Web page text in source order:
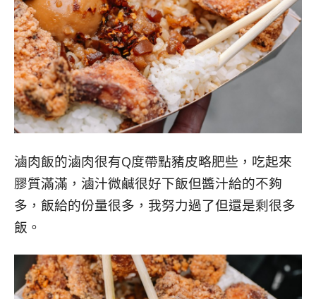
滷肉飯的滷肉很有Q度帶點豬皮略肥些，吃起來
膠質滿滿，滷汁微鹹很好下飯但醬汁給的不夠
多，飯給的份量很多，我努力過了但還是剩很多
飯。